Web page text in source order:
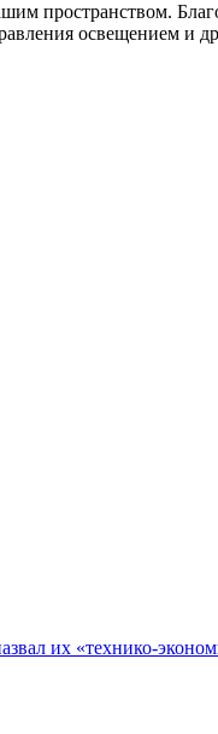
пространством.
освещением и
их «технико-